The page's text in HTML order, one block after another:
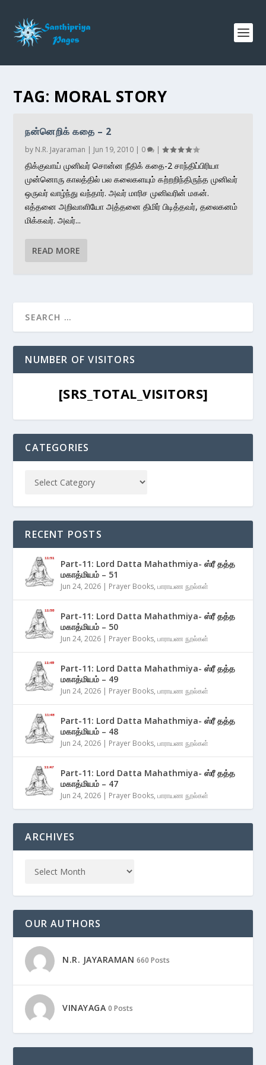
TAG: MORAL STORY
நன்னெறிக் கதை – 2
by N.R. Jayaraman | Jun 19, 2010 | 0 |
திக்குவாய் முனிவர் சொன்ன நீதிக் கதை-2 சாந்திப்பிரியா
முன்னொரு காலத்தில் பல கலைகளயும் கற்றறிந்திருந்த முனிவர்
ஒருவர் வாழ்ந்து வந்தார். அவர் மாரிச முனிவரின் மகன்.
எத்தனை அறிவாளியோ அத்தனை திமிர் பிடித்தவர், தலைகனம்
மிக்கவர். அவர்...
READ MORE
NUMBER OF VISITORS
[SRS_TOTAL_VISITORS]
CATEGORIES
RECENT POSTS
Part-11: Lord Datta Mahathmiya- ஸ்ரீ தத்த
மகாத்மியம் – 51
Jun 24, 2026 | Prayer Books,பாராயண நூல்கள்
Part-11: Lord Datta Mahathmiya- ஸ்ரீ தத்த
மகாத்மியம் – 50
Jun 24, 2026 | Prayer Books,பாராயண நூல்கள்
Part-11: Lord Datta Mahathmiya- ஸ்ரீ தத்த
மகாத்மியம் – 49
Jun 24, 2026 | Prayer Books,பாராயண நூல்கள்
Part-11: Lord Datta Mahathmiya- ஸ்ரீ தத்த
மகாத்மியம் – 48
Jun 24, 2026 | Prayer Books,பாராயண நூல்கள்
Part-11: Lord Datta Mahathmiya- ஸ்ரீ தத்த
மகாத்மியம் – 47
Jun 24, 2026 | Prayer Books,பாராயண நூல்கள்
ARCHIVES
OUR AUTHORS
N.R. JAYARAMAN 660 Posts
VINAYAGA 0 Posts